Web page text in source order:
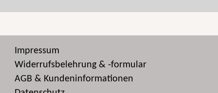
Impressum
Widerrufsbelehrung & -formular
AGB & Kundeninformationen